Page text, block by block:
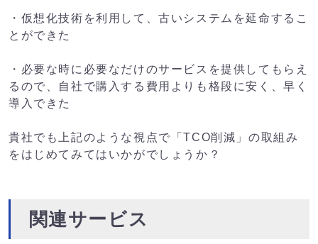
・仮想化技術を利用して、古いシステムを延命するこ
とができた
・必要な時に必要なだけのサービスを提供してもらえ
るので、自社で購入する費用よりも格段に安く、早く
導入できた
貴社でも上記のような視点で「TCO削減」の取組み
をはじめてみてはいかがでしょうか？
関連サービス